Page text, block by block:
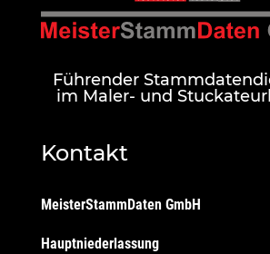
Führender
im Maler- und
Kontakt
MeisterStammDaten GmbH
Hauptniederlassung